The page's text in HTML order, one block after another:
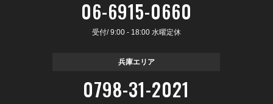
06-6915-0660
受付/ 9:00 - 18:00 水曜定休
兵庫エリア
0798-31-2021